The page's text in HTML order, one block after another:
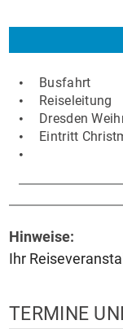
Busfahrt
Reiseleitung
Dresden
Eintritt
Hinweise:
Ihr
TERMINE